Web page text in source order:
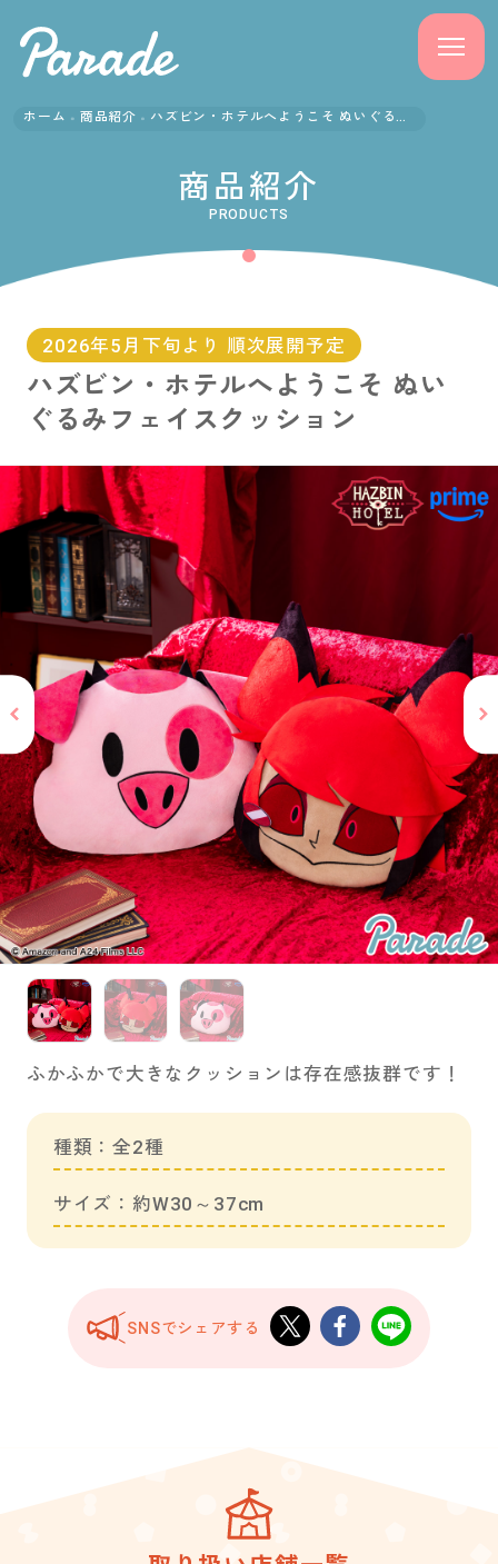
よくある質問
会社概要
採用情報
お問い合わせ
PRIZE 公式 X
PRIZE 公式 Instagram
CAPSULE TOY 公式 X
CAPSULE TOY 公式 Instagram
プライバシーポリシー
ホーム 商品紹介 ハズビン・ホテルへようこそ ぬいぐるみフェイスクッション
商品紹介
PRODUCTS
2026年5月下旬より 順次展開予定
ハズビン・ホテルへようこそ ぬい
ぐるみフェイスクッション
ふかふかで大きなクッションは存在感抜群です！
種類：全2種
サイズ：約W30～37cm
SNSでシェアする